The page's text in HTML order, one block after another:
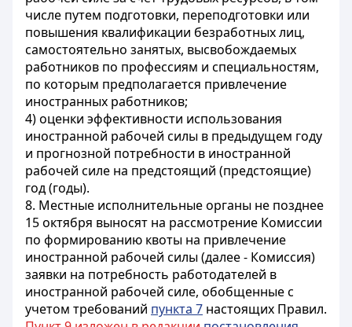
числе путем подготовки, переподготовки или
повышения квалификации безработных лиц,
самостоятельно занятых, высвобождаемых
работников по профессиям и специальностям,
по которым предполагается привлечение
иностранных работников;
4) оценки эффективности использования
иностранной рабочей силы в предыдущем году
и прогнозной потребности в иностранной
рабочей силе на предстоящий (предстоящие)
год (годы).
8. Местные исполнительные органы не позднее
15 октября выносят на рассмотрение Комиссии
по формированию квоты на привлечение
иностранной рабочей силы (далее - Комиссия)
заявки на потребность работодателей в
иностранной рабочей силе, обобщенные с
учетом требований пункта 7 настоящих Правил.